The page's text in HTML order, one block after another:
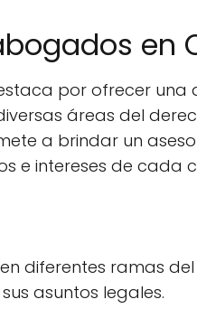
en
por ofrecer una
áreas del
a brindar un
e intereses de cada
diferentes ramas
asuntos legales.